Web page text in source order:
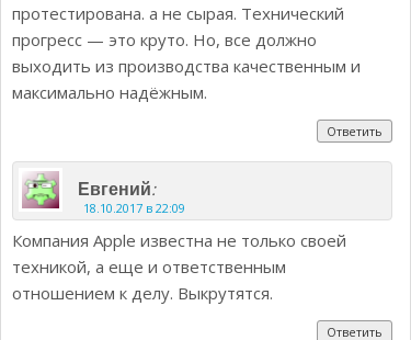
протестирована. а не сырая. Технический
прогресс — это круто. Но, все должно
выходить из производства качественным и
максимально надёжным.
Ответить
Евгений:
18.10.2017 в 22:09
Компания Apple известна не только своей
техникой, а еще и ответственным
отношением к делу. Выкрутятся.
Ответить